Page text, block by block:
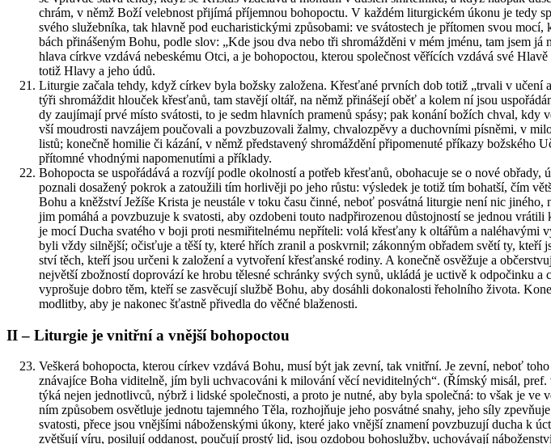
chrám, v němž Boží ve­leb­nost při­jí­má pří­jem­nou bo­ho­po­ctu. V kaž­dém li­tur­gic­kém úkonu je tedy
svého slu­žeb­ní­ka, tak hlav­ně pod eu­cha­ris­tic­ký­mi způ­so­ba­mi: ve svá­tos­tech je pří­to­men svou
bách při­ná­še­ným Bohu, podle slov: „Kde jsou dva nebo tři shro­máž­dě­ni v mém jménu, tam jsem
hlava církve vzdá­vá ne­bes­ké­mu Otci, a je bo­ho­po­ctou, kte­rou spo­leč­nost vě­ří­cích vzdá­vá své
totiž Hlavy a jeho údů.
Li­tur­gie za­ča­la tehdy, když cír­kev byla bož­sky za­lo­že­na. Křes­ťa­né prv­ních dob totiž „tr­va­li v
tý­ři shro­máž­dit hlou­ček křes­ťa­nů, tam sta­vě­jí oltář, na němž při­ná­še­jí oběť a kolem ní jsou
dy za­u­jí­ma­jí prvé místo svá­tos­ti, to je sedm hlav­ních pra­me­nů spásy; pak ko­ná­ní bo­žích chval,
vší moud­ros­ti na­vzá­jem po­u­čo­va­li a po­vzbu­zo­va­li žalmy, chva­lo­zpěvy a du­chov­ní­mi pís­ně­mi, v
listů; ko­neč­ně ho­mi­lie či ká­zá­ní, v němž před­sta­ve­ný shro­máž­dě­ní při­po­me­nu­té pří­ka­zy
pří­tom­né vhod­ný­mi na­po­me­nu­tí­mi a pří­kla­dy.
Bo­ho­po­cta se uspo­řá­dá­vá a roz­ví­jí podle okol­nos­tí a po­třeb křes­ťa­nů, obo­ha­cu­je se o nové
po­zna­li do­sa­že­ný po­krok a za­tou­ži­li tím hor­li­vě­ji po jeho růstu: vý­sle­dek je totiž tím bo­hat­ší, čím
Bohu a kněž­ství Je­ží­še Kris­ta je ne­u­stá­le v toku času činné, neboť po­svát­ná li­tur­gie není nic
jim po­má­há a po­vzbu­zu­je k sva­tos­ti, aby oz­do­be­ni touto nad­při­ro­ze­nou dů­stoj­nos­tí se jed­nou
je mocí Ducha sva­té­ho v boji proti ne­smi­ři­tel­né­mu ne­pří­te­li: volá křes­ťa­ny k ol­tá­řům a na­lé­ha­vý­mi
byli vždy sil­něj­ší; očis­ťu­je a těší ty, které hřích zra­nil a po­sk­vr­nil; zá­kon­ným ob­řa­dem světí ty,
ství těch, kteří jsou ur­če­ni k za­lo­že­ní a vy­tvo­ře­ní křes­ťan­ské ro­di­ny. A ko­neč­ně osvě­žu­je a
nej­vět­ší zbož­nos­tí do­pro­vá­zí ke hrobu tě­les­né schrán­ky svých synů, uklá­dá je ucti­vě k od­po­čin­ku
vy­pro­šu­je dobro těm, kteří se za­svě­cu­jí služ­bě Bohu, aby do­sáh­li do­ko­na­los­ti ře­hol­ní­ho ži­vo­ta.
mod­lit­by, aby je na­ko­nec šťast­ně při­ved­la do věčné bla­že­nos­ti.
II – Li­tur­gie je vnitř­ní a vněj­ší bo­ho­po­ctou
Veš­ke­rá bo­ho­po­cta, kte­rou cír­kev vzdá­vá Bohu, musí být jak zevní, tak vnitř­ní. Je zevní, neboť
zná­va­jí­ce Boha vi­di­tel­ně, jím byli uchva­co­vá­ni k mi­lo­vá­ní věcí ne­vi­di­tel­ných“. (Řím­ský misál,
týká nejen jed­not­liv­ců, nýbrž i lid­ské spo­leč­nos­ti, a proto je nutné, aby byla spo­leč­ná: to však je
ním způ­so­bem osvět­lu­je jed­no­tu ta­jem­né­ho Těla, roz­hojňuje jeho po­svát­né snahy, jeho síly
sva­tos­ti, přece jsou vněj­ší­mi ná­bo­žen­ský­mi úkony, které jako vněj­ší zna­me­ní po­vzbu­zu­jí ducha k
zvět­šu­jí víru, po­si­lu­jí od­da­nost, po­u­ču­jí pros­tý lid, jsou oz­do­bou bo­ho­služ­by, ucho­vá­va­jí